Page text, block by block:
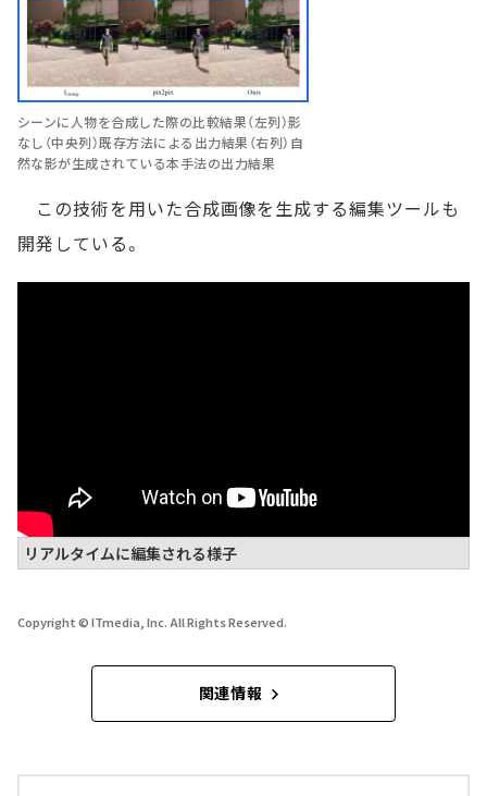
シーンに人物を合成した際の比較結果（左列）影
なし（中央列）既存方法による出力結果（右列）自
然な影が生成されている本手法の出力結果
この技術を用いた合成画像を生成する編集ツールも
開発している。
リアルタイムに編集される様子
Copyright © ITmedia, Inc. All Rights Reserved.
関連情報